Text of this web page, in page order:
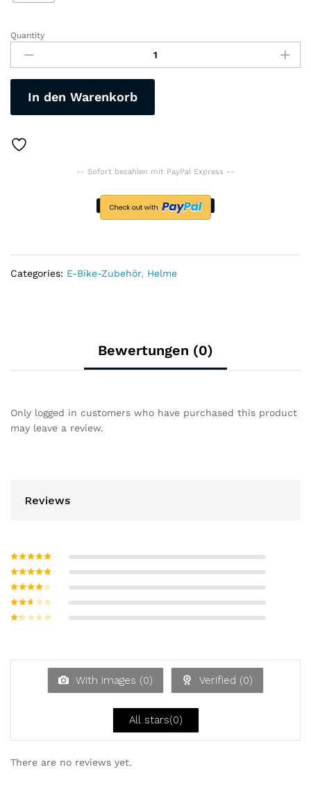
"Cairbull"
Studie
XC
für
Mountain-
Road-
Helm,
quantity
Quantity
In den Warenkorb
-- Sofort bezahlen mit PayPal Express --
Categories: E-Bike-Zubehör, Helme
Bewertungen (0)
Only logged in customers who have purchased this product
may leave a review.
Reviews
Bewertet mit
Bewertet
5
Bewerte
von 5
Bew
et
With images (0) Verified (0)
All stars(0)
There are no reviews yet.